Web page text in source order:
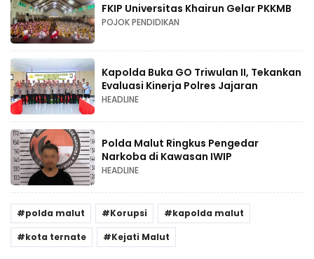
FKIP Universitas Khairun Gelar PKKMB
POJOK PENDIDIKAN
Kapolda Buka GO Triwulan II, Tekankan
Evaluasi Kinerja Polres Jajaran
HEADLINE
Polda Malut Ringkus Pengedar
Narkoba di Kawasan IWIP
HEADLINE
polda malut Korupsi
kapolda malut
kota ternate
Kejati Malut